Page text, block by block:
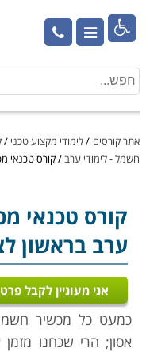

אתר קורסים /לימודי מקצוע טכני /
חשמל - לימודי ערב/קורס טכנאי
קורס טכנאי
ערב בראשון
אני מעוניין לקבל
כמעט כל מכשיר
אסון; הרי שכחנו